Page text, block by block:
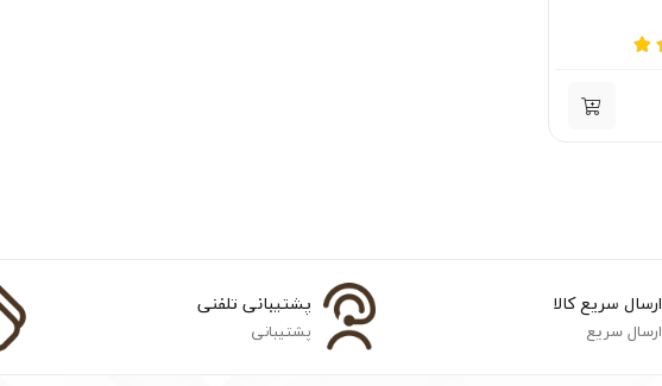
ارسال سریع کالا
ارسال سریع
پشتیبانی تلفنی
پشتیبانی